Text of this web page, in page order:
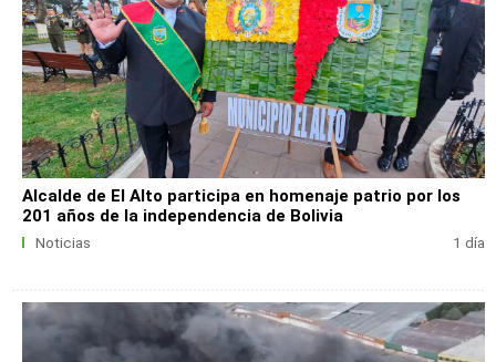
Alcalde de El Alto participa en homenaje patrio por los
201 años de la independencia de Bolivia
Noticias 1 día